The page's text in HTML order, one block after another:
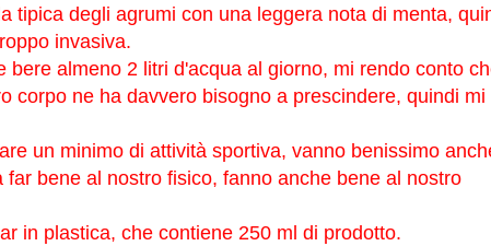
tipica degli agrumi con una leggera nota di menta,
invasiva.
bere almeno 2 litri d'acqua al giorno, mi rendo conto
corpo ne ha davvero bisogno a prescindere, quindi mi
un minimo di attività sportiva, vanno benissimo
bene al nostro fisico, fanno anche bene al nostro
in plastica, che contiene 250 ml di prodotto.